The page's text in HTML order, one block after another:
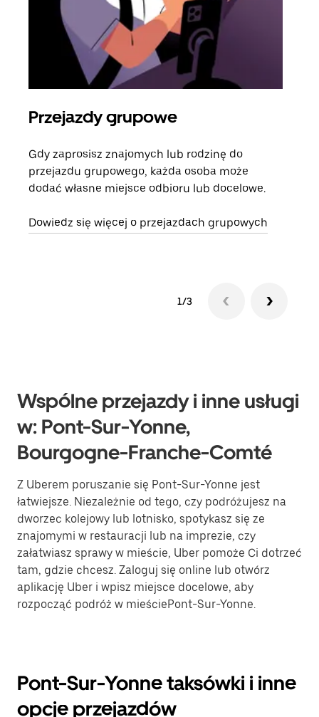
Przejazdy grupowe
Gdy zaprosisz znajomych lub rodzinę do
przejazdu grupowego, każda osoba może
dodać własne miejsce odbioru lub docelowe.
Dowiedz się więcej o przejazdach grupowych
1/3
Wspólne przejazdy i inne usługi
w: Pont-Sur-Yonne,
Bourgogne-Franche-Comté
Z Uberem poruszanie się Pont-Sur-Yonne jest
łatwiejsze. Niezależnie od tego, czy podróżujesz na
dworzec kolejowy lub lotnisko, spotykasz się ze
znajomymi w restauracji lub na imprezie, czy
załatwiasz sprawy w mieście, Uber pomoże Ci dotrzeć
tam, gdzie chcesz. Zaloguj się online lub otwórz
aplikację Uber i wpisz miejsce docelowe, aby
rozpocząć podróż w mieściePont-Sur-Yonne.
Pont-Sur-Yonne taksówki i inne
opcje przejazdów